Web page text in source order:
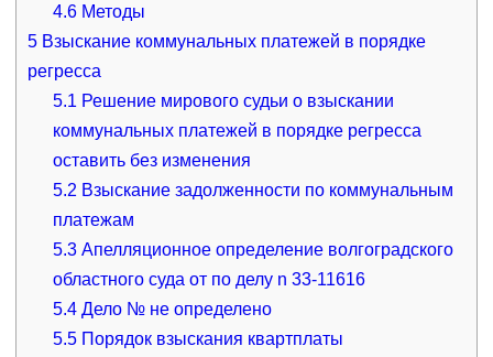
4.6 Методы
5Взыскание коммунальных платежей в порядке
регресса
5.1 Решение мирового судьи о взыскании
коммунальных платежей в порядке регресса
оставить без изменения
5.2 Взыскание задолженности по коммунальным
платежам
5.3 Апелляционное определение волгоградского
областного суда от по делу n 33-11616
5.4 Дело № не определено
5.5 Порядок взыскания квартплаты